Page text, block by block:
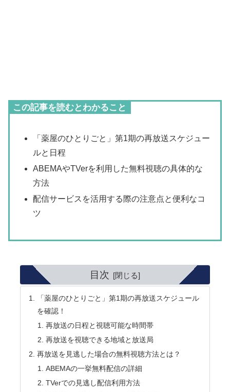
この記事を読むとわかること
「薬屋のひとりごと」第1期の再放送スケジュー
ルと日程
ABEMAやTVerを利用した無料視聴の具体的な
方法
配信サービスを活用する際の注意点と便利なコ
ツ
目次
「薬屋のひとりごと」第1期の再放送スケジュール
を確認！
再放送の日程と視聴可能な時間帯
再放送を視聴できる地域と放送局
再放送を見逃した場合の無料視聴方法とは？
ABEMAの一挙無料配信の詳細
TVerでの見逃し配信利用方法